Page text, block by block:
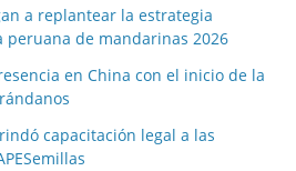
a replantear la estrategia
peruana de mandarinas 2026
en China con el inicio de la
capacitación legal a las